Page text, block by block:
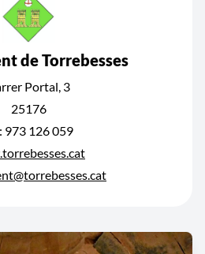
de Torrebesses
Portal, 3
25176
973 126 059